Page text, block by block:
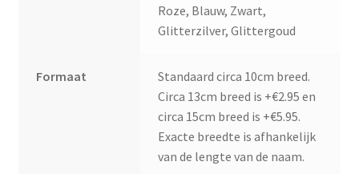
Roze, Blauw, Zwart,
Glitterzilver, Glittergoud
Formaat
Standaard circa 10cm breed.
Circa 13cm breed is +€2.95 en
circa 15cm breed is +€5.95.
Exacte breedte is afhankelijk
van de lengte van de naam.